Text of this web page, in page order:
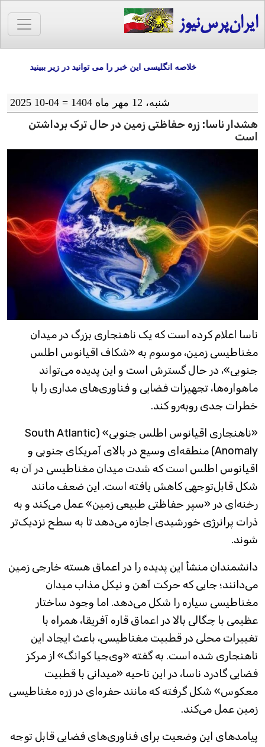
ایران‌پرس‌نیوز
خلاصه انگلیسی این خبر را می توانید در زیر ببینید
شنبه، 12 مهر ماه 1404 = 04-10 2025
هشدار ناسا: زره حفاظتی زمین در حال ترک برداشتن
است
ناسا اعلام کرده است که یک ناهنجاری بزرگ در میدان
مغناطیسی زمین، موسوم به «شکاف اقیانوس اطلس
جنوبی»، در حال گسترش است و این پدیده می‌تواند
ماهواره‌ها، تجهیزات فضایی و فناوری‌های مداری را با
خطرات جدی روبه‌رو کند.
«ناهنجاری اقیانوس اطلس جنوبی» (South Atlantic
Anomaly) منطقه‌ای وسیع در بالای آمریکای جنوبی و
اقیانوس اطلس است که شدت میدان مغناطیسی در آن به
شکل قابل‌توجهی کاهش یافته است. این ضعف مانند
رخنه‌ای در «سپر حفاظتی طبیعی زمین» عمل می‌کند و به
ذرات پرانرژی خورشیدی اجازه می‌دهد تا به سطح نزدیک‌تر
شوند.
دانشمندان منشأ این پدیده را در اعماق هسته خارجی زمین
می‌دانند؛ جایی که حرکت آهن و نیکل مذاب میدان
مغناطیسی سیاره را شکل می‌دهد. اما وجود ساختار
عظیمی با چگالی بالا در اعماق قاره آفریقا، همراه با
تغییرات محلی در قطبیت مغناطیسی، باعث ایجاد این
ناهنجاری شده است. به گفته‌ «وی‌جیا کوانگ» از مرکز
فضایی گادرد ناسا، در این ناحیه «میدانی با قطبیت
معکوس» شکل گرفته که مانند حفره‌ای در زره مغناطیسی
زمین عمل می‌کند.
پیامدهای این وضعیت برای فناوری‌های فضایی قابل توجه